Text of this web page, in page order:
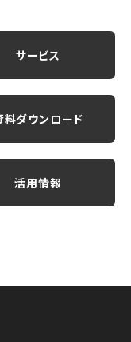
サービス
料ダウンロード
活用情報